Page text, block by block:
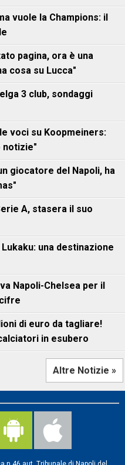
vuole la Champions: il
pagina, ora è una
cosa su Lucca"
3 club, sondaggi
voci su Koopmeiners:
notizie"
giocatore del Napoli, ha
A, stasera il suo
una destinazione
Napoli-Chelsea per il
di euro da tagliare!
in esubero
Altre Notizie »